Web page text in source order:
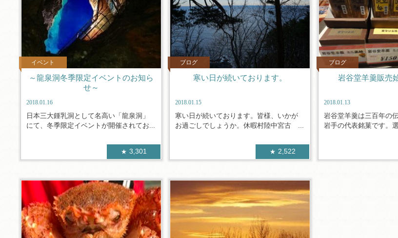
イベント
～龍泉洞冬季限定イベントのお知ら
せ～
2018.01.16
日本三大鍾乳洞として名高い「龍泉洞」
にて、冬季限定イベントが開催されてお...
3,301
ブログ
寒い日が続いております。
2018.01.15
寒い日が続いております。皆様、いかが
お過ごしでしょうか。休暇村陸中宮古 ...
2,522
ブログ
岩谷堂羊羹販売
2018.01.13
岩谷堂羊羹は三百年の
岩手の代表銘菓です。